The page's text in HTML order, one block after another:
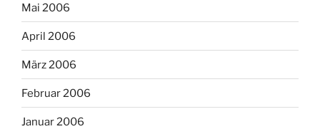
Mai 2006
April 2006
März 2006
Februar 2006
Januar 2006